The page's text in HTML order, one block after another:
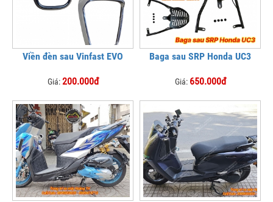
Viền đèn sau Vinfast EVO
Giá:200.000đ
Baga sau SRP Honda UC3
Giá: 650.000đ